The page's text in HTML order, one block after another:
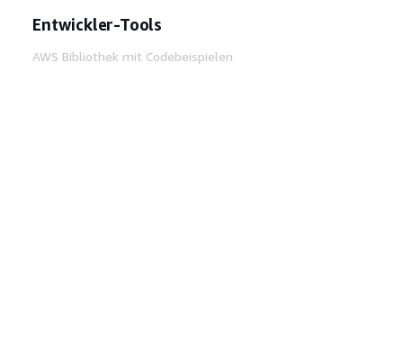
Entwickler-Tools
AWS Bibliothek mit Codebeispielen